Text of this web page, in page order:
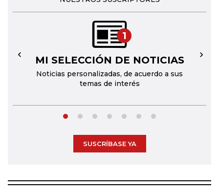
1
MI SELECCIÓN DE NOTICIAS
Noticias personalizadas, de acuerdo a sus
temas de interés
← →
SUSCRÍBASE YA